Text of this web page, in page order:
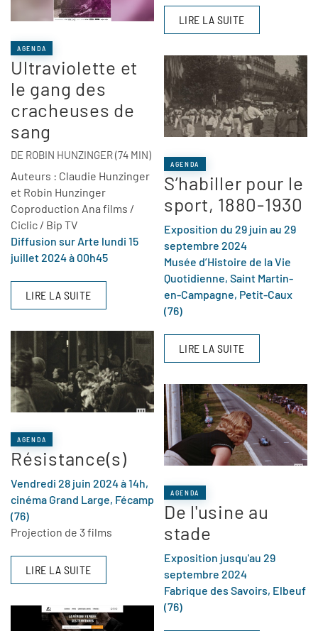
AGENDA
Ultraviolette et
le gang des
cracheuses de
sang
DE ROBIN HUNZINGER (74 MIN)
Auteurs : Claudie Hunzinger
et Robin Hunzinger
Coproduction Ana films /
Ciclic / Bip TV
Diffusion sur Arte lundi 15
juillet 2024 à 00h45
LIRE LA SUITE
AGENDA
Résistance(s)
Vendredi 28 juin 2024 à 14h,
cinéma Grand Large, Fécamp
(76)
Projection de 3 films
LIRE LA SUITE
LIRE LA SUITE
AGENDA
S’habiller pour le
sport, 1880-1930
Exposition du 29 juin au 29
septembre 2024
Musée d’Histoire de la Vie
Quotidienne, Saint Martin-
en-Campagne, Petit-Caux
(76)
LIRE LA SUITE
AGENDA
De l'usine au
stade
Exposition jusqu'au 29
septembre 2024
Fabrique des Savoirs, Elbeuf
(76)